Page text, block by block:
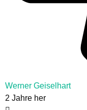
Werner Geiselhart
2 Jahre her